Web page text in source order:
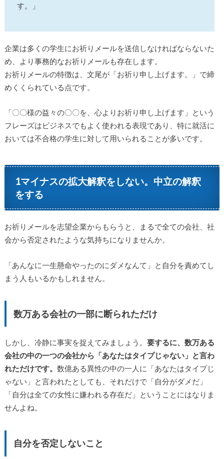
す。」
企業は多くの学生にお祈りメールを送信しなければならないた
め、より事務的なお祈りメールも存在します。
お祈りメールの特徴は、文尾が「お祈り申し上げます。」で締
めくくられている点です。
「〇〇様の益々の〇〇を、心よりお祈り申し上げます」という
フレーズはビジネスでもよく使われる表現であり、特に就活に
おいては不合格の学生に対して用いられることが多いです。
1マイナスの拡大解釈をしない。中立の解釈
をする
お祈りメールを志望企業からもらうと、まるで全ての会社、社
会から否定されたような気持ちになりませんか。
「あんなに一生懸命やったのにダメなんて」と自分を責めてし
まう人もいるかもしれません。
数万ある会社の一部に断られただけ
しかし、冷静に事実を捉えてみましょう。 要するに、数万ある
会社の中の一つの会社から「あなたはタイプじゃない」と言わ
れただけです。 数億ある異性の中の一人に「あなたはタイプじ
ゃない」と言われたとしても、それだけで「自分がダメだ」
「自分は全ての女性に嫌われる存在だ」ということにはなりま
せんよね。
自分を否定しないこと